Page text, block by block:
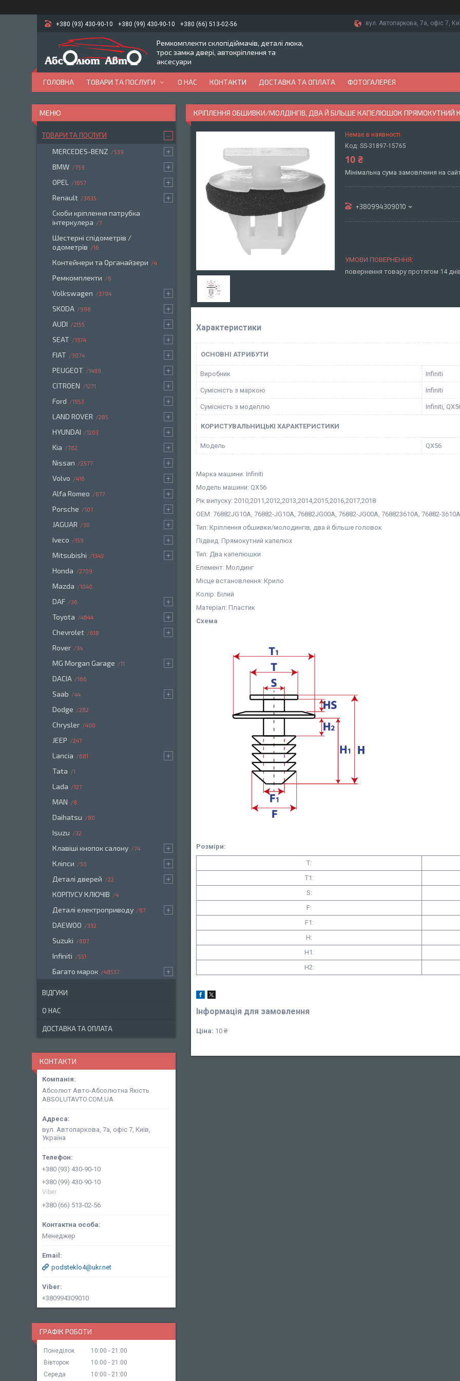
+380 (93) 430-90-10 +380 (99) 430-90-10 +380 (66) 513-02-56 вул. Автопаркова, 7а, офіс 7,
Ремкомплекти склопідіймачів, деталі люка,
трос замка двері, автокріплення та
аксесуари
ГОЛОВНА ТОВАРИ ТА ПОСЛУГИ О НАС КОНТАКТИ ДОСТАВКА ТА ОПЛАТА ФОТОГАЛЕРЕЯ
КРІПЛЕННЯ ОБШИВКИ/МОЛДІНГІВ, ДВА Й БІЛЬШЕ КАПЕЛЮШОК ПРЯМОКУТНИЙ
Немає в наявності
Код: SS-31897-15765
10 ₴
Мінімальна сума замовлення на
+380994309010
повернення товару протягом 14
Характеристики
ОСНОВНІ АТРИБУТИ
Виробник Infiniti
Сумісність з маркою Infiniti
Сумісність з моделлю Infiniti,
КОРИСТУВАЛЬНИЦЬКІ ХАРАКТЕРИСТИКИ
Мoдель QX56
Марка машини: Infiniti
Модель машини: QX56
Рік випуску: 2010,2011,2012,2013,2014,2015,2016,2017,2018
OEM: 76882JG10A, 76882-JG10A, 76882JG00A, 76882-JG00A, 768823610A, 76882-3610A
Тип: Кріплення обшивки/молодингів, два й більше головок
Підвид: Прямокутний капелюх
Тип: Два капелюшки
Елемент: Молдинг
Місце встановлення: Крило
Колір: Білий
Матеріал: Пластик
Схема
Розміри:
T:
T1:
S:
F:
F1:
H:
H1:
H2:
Інформація для замовлення
Ціна: 10 ₴
ТОВАРИ ТА ПОСЛУГИ
MERCEDES-BENZ 539
BMW 759
OPEL 1657
Renault 3635
Скоби кріплення патрубка
інтеркулера
7
Шестерні спідометрів /
одометрів
16
Контейнери та Органайзери 4
Ремкомплекти 6
Volkswagen 3794
SKODA 998
AUDI 2155
SEAT 1374
FIAT 3074
PEUGEOT 1489
CITROEN 1271
Ford 1953
LAND ROVER 285
HYUNDAI 1203
Kia 782
Nissan 2577
Volvo 416
Alfa Romeo 877
Porsche 107
JAGUAR 30
Iveco 159
Mitsubishi 1343
Honda 2709
Mazda 1040
DAF 36
Toyota 4644
Chevrolet 618
Rover 34
MG Morgan Garage 11
DACIA 166
Saab 44
Dodge 282
Chrysler 400
JEEP 247
Lancia 681
Tata 1
Lada 127
MAN 8
Daihatsu 80
Isuzu 32
Клавіші кнопок салону 74
Кліпси 50
Деталі дверей 22
КОРПУСУ КЛЮЧІВ 4
Деталі електроприводу 87
DAEWOO 332
Suzuki 807
Infiniti 551
Багато марок 48537
ВІДГУКИ
О НАС
ДОСТАВКА ТА ОПЛАТА
КОНТАКТИ
Абсолют Авто-Абсолютна Якість
ABSOLUTAVTO.COM.UA
вул. Автопаркова, 7а, офіс 7, Київ,
Україна
+380 (93) 430-90-10
+380 (99) 430-90-10
Viber
+380 (66) 513-02-56
Менеджер
podsteklo4@ukr.net
+380994309010
ГРАФІК РОБОТИ
Понеділок 10:00
21:00
Вівторок
10:00
21:00
Середа
10:00 21:00